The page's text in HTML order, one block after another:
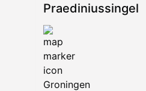
Praediniussingel
Groningen